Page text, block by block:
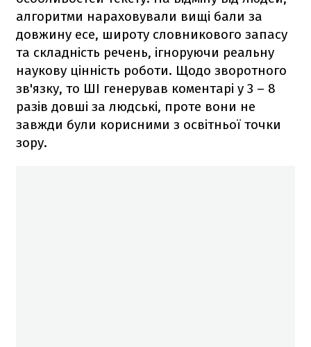
алгоритми нараховували вищі бали за
довжину есе, широту словникового запасу
та складність речень, ігноруючи реальну
наукову цінність роботи. Щодо зворотного
зв'язку, то ШІ генерував коментарі у 3 – 8
разів довші за людські, проте вони не
завжди були корисними з освітньої точки
зору.